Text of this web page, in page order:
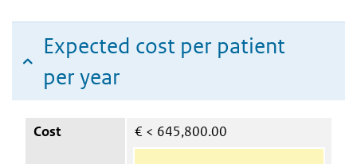
Expected cost per patient
per year
Cost € < 645,800.00